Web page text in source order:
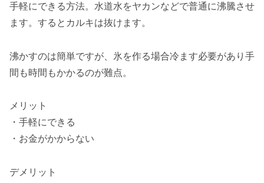
手軽にできる方法。水道水をヤカンなどで普通に沸騰させ
ます。するとカルキは抜けます。
沸かすのは簡単ですが、氷を作る場合冷ます必要があり手
間も時間もかかるのが難点。
メリット
・手軽にできる
・お金がかからない
デメリット